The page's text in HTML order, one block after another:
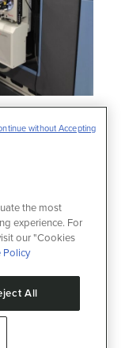
de
para
estado
com
Até o
Nacional
the most
experience. For
our "Cookies
All
without Accepting